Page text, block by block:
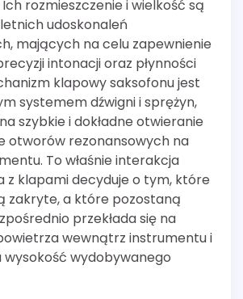
rozmieszczenie i wielkość są
udoskonaleń
mających na celu zapewnienie
intonacji oraz płynności
klapowy saksofonu jest
systemem dźwigni i sprężyn,
szybkie i dokładne otwieranie
otworów rezonansowych na
To właśnie interakcja
z klapami decyduje o tym, które
zakryte, a które pozostaną
przekłada się na
wewnątrz instrumentu i
wydobywanego